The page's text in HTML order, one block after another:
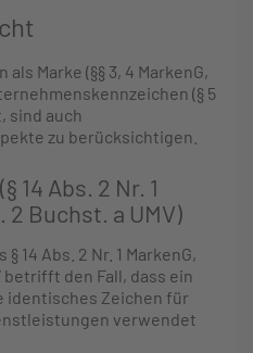
Marke (§§ 3, 4 MarkenG,
(§ 5
sind auch
zu berücksichtigen.
14 Abs. 2 Nr. 1
2 Buchst. a UMV)
14 Abs. 2 Nr. 1 MarkenG,
betrifft den Fall, dass ein
identisches Zeichen für
verwendet